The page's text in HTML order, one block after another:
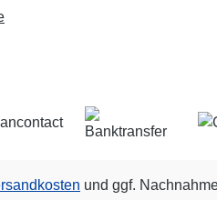
und ggf.